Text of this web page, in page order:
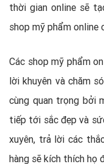
thời gian online sẽ
shop mỹ phẩm online
Các shop mỹ phẩm
lời khuyên và chăm
cùng quan trọng bởi
tiếp tới sắc đẹp và
xuyên, trả lời các
hàng sẽ kích thích họ